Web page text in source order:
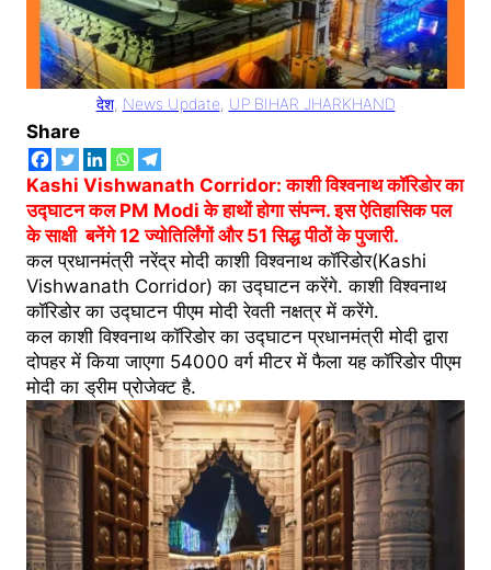
देश, News Update, UP BIHAR JHARKHAND
Share
Kashi Vishwanath Corridor: काशी विश्वनाथ कॉरिडोर का
उद्घाटन कल PM Modi के हाथों होगा संपन्न. इस ऐतिहासिक पल
के साक्षी बनेंगे 12 ज्योतिर्लिंगों और 51 सिद्ध पीठों के पुजारी.
कल प्रधानमंत्री नरेंद्र मोदी काशी विश्वनाथ कॉरिडोर(Kashi
Vishwanath Corridor) का उद्घाटन करेंगे. काशी विश्वनाथ
कॉरिडोर का उद्घाटन पीएम मोदी रेवती नक्षत्र में करेंगे.
कल काशी विश्वनाथ कॉरिडोर का उद्घाटन प्रधानमंत्री मोदी द्वारा
दोपहर में किया जाएगा 54000 वर्ग मीटर में फैला यह कॉरिडोर पीएम
मोदी का ड्रीम प्रोजेक्ट है.